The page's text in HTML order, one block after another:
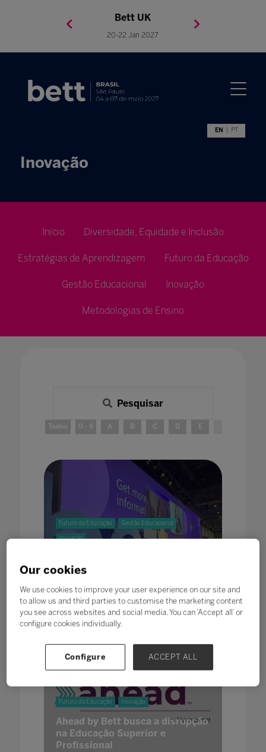
Bett UK
20-22 Jan 2027
Bett Brasil
05-08 Mai 2026
Bett Asia
23-24 Setembro 2026
Bett USA
8-10 November 2027
EN PT
Inovação
Início Diversidade, Equidade e Inclusão
Estratégias de Aprendizagem Futuro da Educação
Gestão Educacional Inovação
Metodologias de Ensino
Pesquisar
Todos 0 - 9 A B C E
Futuro da Educação Gestão Educacional
Inovação
delegação brasileira na Bett
20 jan. 2023 Redação Bett Blog
Futuro da Educação Inovação
Ahead by Bett busca a disrupção
na Educação Superior e
Profissional
Our cookies
We use cookies to improve your user experience on our site and
to allow us and third parties to customise the marketing content
you see across websites and social media. You can ‘Accept all’ or
configure cookies individually.
Configure ACCEPT ALL